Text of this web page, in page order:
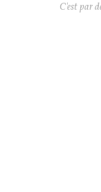
C'est par